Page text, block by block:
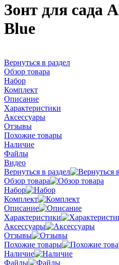
Зонт для сада
Blue
Вернуться в раздел
Обзор товара
Набор
Комплект
Описание
Характеристики
Аксессуары
Отзывы
Похожие товары
Наличие
Файлы
Видео
Вернуться в раздел
Обзор товара
Набор
Комплект
Описание
Характеристики
Аксессуары
Отзывы
Похожие товары
Наличие
Файлы